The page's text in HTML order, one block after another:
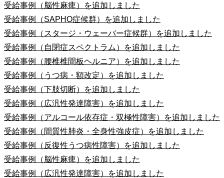
受給事例（脳性麻痺）を追加しました
受給事例（SAPHO症候群）を追加しました
受給事例（スタージ・ウェーバー症候群）を追加しました
受給事例（自閉症スペクトラム）を追加しました
受給事例（腰椎椎間板ヘルニア）を追加しました
受給事例（うつ病・額改定）を追加しました
受給事例（下肢切断）を追加しました
受給事例（広汎性発達障害）を追加しました
受給事例（アルコール依存症・双極性障害）を追加しました
受給事例（間質性肺炎・全身性強皮症）を追加しました
受給事例（反復性うつ病性障害）を追加しました
受給事例（脳性麻痺）を追加しました
受給事例（広汎性発達障害）を追加しました